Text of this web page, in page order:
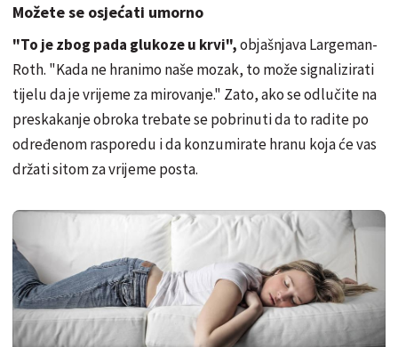
Možete se osjećati umorno
"To je zbog pada glukoze u krvi",objašnjava Largeman-
Roth. "Kada ne hranimo naše mozak, to može signalizirati
tijelu da je vrijeme za mirovanje." Zato, ako se odlučite na
preskakanje obroka trebate se pobrinuti da to radite po
određenom rasporedu i da konzumirate hranu koja će vas
držati sitom za vrijeme posta.